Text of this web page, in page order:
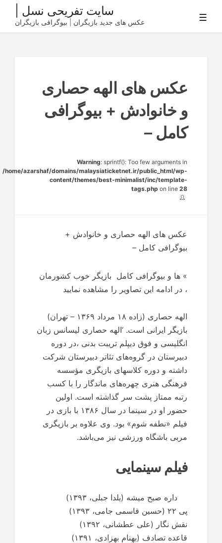
سایت تفریحی نسل |
عکس های جدید بازیگران | بیوگرافی بازیگران ☰
عکس های الهه حصاری
و خانوادش + بیوگرافی
کامل –
Warning: sprintf(): Too few arguments in
/home/azarshaf/domains/malaysiaticketnet.ir/public_html/wp-
content/themes/best-minimalist/inc/template-
tags.php on line 28
عکس های الهه حصاری و خانوادش +
بیوگرافی کامل –
» ها و بیوگرافی کامل بازیگر خوب کشورمان
، در ادامه این تصاویر را مشاهده نمایید
الهه حصاری (زاده ۱۸ مرداد ۱۳۶۹ – تهران)
بازیگر ایرانی است. ‘الهه حصاری ليسانس زبان
انگليسى و فوق ديپلم تريبت بدنى ،در دوره
دبیرستان در گروه‌های تئاتر دبیرستان شرکت
داشته و دوره کلاسهای بازیگری مؤسسه
فرهنگی هنری چهره‌های ماندگار را با کسب
رتبه ممتاز پشت سر گذاشته است. اولین
حضور او در سینما در سال ۱۳۸۶ با بازی در
فیلم «نطفه شوم» بود. وی علاوه بر بازیگری
مربی باشگاه ورزشی نیز می‌باشد.
فیلم سینمایی
داره صبح میشه (یلدا جبلی، ۱۳۹۳)
پی ۲۲ (حسین قاسمی جامی، ۱۳۹۳)
نقش نگار (علی عطشانی، ۱۳۹۲)
قاعده تصادف (بهنام بهزادی، ۱۳۹۱)